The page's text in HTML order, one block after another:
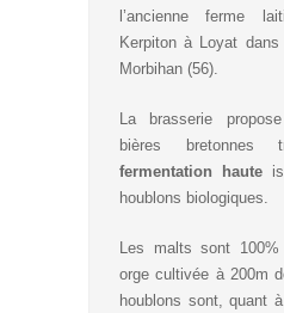
l’ancienne ferme
Kerpiton à Loyat
Morbihan (56).
La brasserie
bières bretonnes
fermentation haute
houblons biologiques.
Les malts sont
orge cultivée à 200m
houblons sont, quant